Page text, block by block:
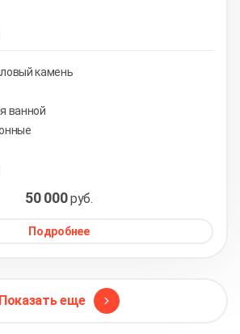
камень
ванной
50 000руб.
Подробнее
Показать еще